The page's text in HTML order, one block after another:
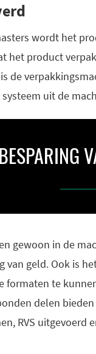
wordt het
het product
de
uit de
gewoon in de
van geld. Ook is
formaten te
delen
RVS uitgevoerd